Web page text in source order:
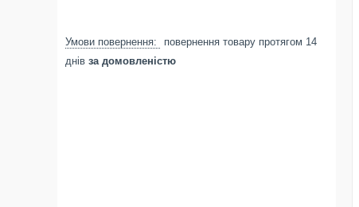
повернення товару протягом 14
днів за домовленістю